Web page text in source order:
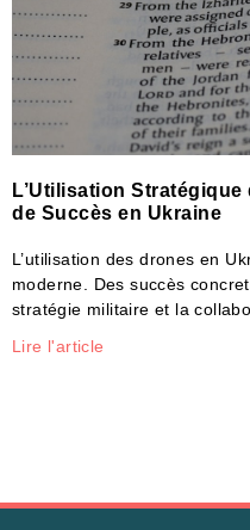
L’Utilisation
de Succès en Ukraine
L’utilisation des drones en
moderne. Des succès
stratégie militaire et la
Lire l'article